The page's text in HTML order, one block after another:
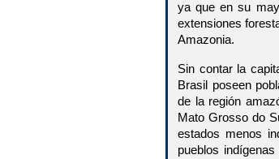
ya que en su
extensiones
Amazonia.
Sin contar la
Brasil poseen
de la región
Mato Grosso do
estados menos
pueblos